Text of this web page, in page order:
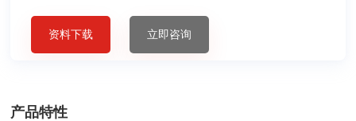
资料下载 立即咨询
产品特性